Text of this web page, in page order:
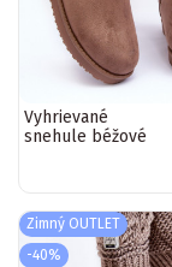
Vyhrievané
snehule béžové
Zimný OUTLET
-40%